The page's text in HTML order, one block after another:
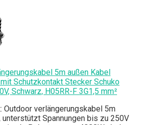
5m außen Kabel
Schutzkontakt Stecker Schuko
Schwarz, H05RR-F 3G1,5 mm²
Outdoor verlängerungskabel 5m
unterstützt Spannungen bis zu 250V